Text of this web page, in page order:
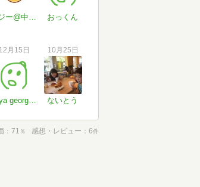
エジー@中小企業診断士 おっくん
12月15日
Yuya george Asai
10月25日
ないとう
71 ％ 感想・レビュー 6件